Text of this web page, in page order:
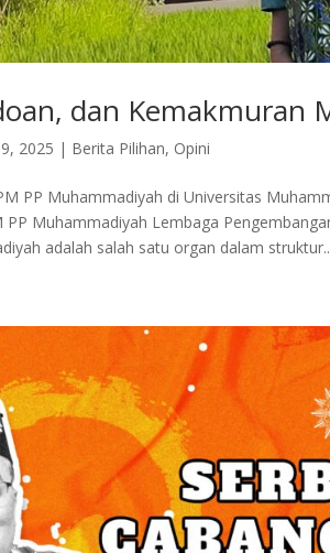
dan Kemakmuran
2025 | Berita Pilihan, Opini
PP Muhammadiyah di Universitas
PP Muhammadiyah Lembaga
adalah salah satu organ dalam